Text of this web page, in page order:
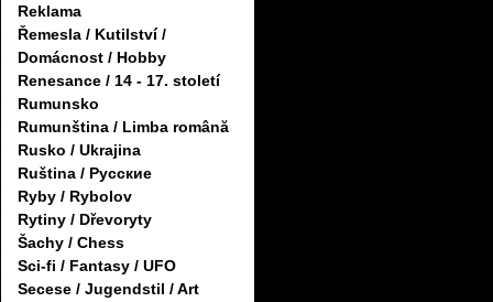
Reklama
Řemesla / Kutilství /
Domácnost / Hobby
Renesance / 14 - 17. století
Rumunsko
Rumunština / Limba română
Rusko / Ukrajina
Ruština / Русские
Ryby / Rybolov
Rytiny / Dřevoryty
Šachy / Chess
Sci-fi / Fantasy / UFO
Secese / Jugendstil / Art